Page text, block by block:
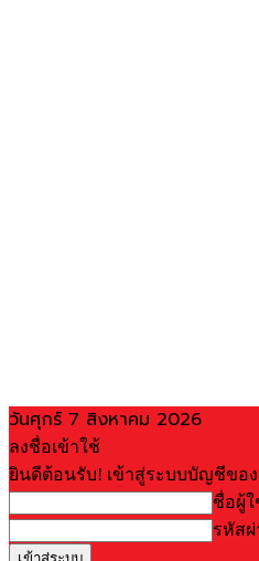
วันศุกร์ 7 สิงหาคม 2026
ลงชื่อเข้าใช้
ยินดีต้อนรับ! เข้าสู่ระบบบัญชีขอ
ชื่อผู้
รหัส